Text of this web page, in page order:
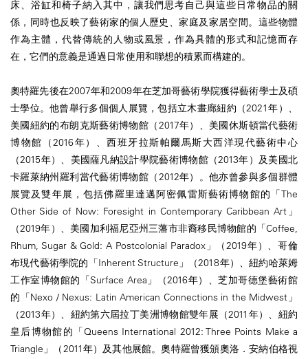
床、浴缸和椅子納入其中，讓我們思考自己與這些日常物品的關
係，同時也反映了藝術家的個人歷史、家庭及家居空間。這些物體
作為主體，代替傳統的人物或風景，作為具體的形式和記憶而存
在，它們的意義是通過日常使用和聯想的積累而構建的。
奧特羅先後在2007年和2009年在芝加哥藝術學院獲得藝術學士及碩
士學位。他曾舉行多個個人展覽，包括立木畫廊紐約（2021年）、
美國紐約的布朗克斯藝術博物館（2017年）、美國休斯頓當代藝術
博物館（2016年）、西班牙拉斯帕爾馬斯大西洋現代藝術中心
（2015年）、美國薩凡納設計學院藝術博物館（2013年）及美國北
卡羅萊納州羅利當代藝術博物館（2012年）。他亦曾參與多個群體
展覽及雙年展，包括佛羅里達邁阿密佩雷斯藝術博物館的「The
Other Side of Now: Foresight in Contemporary Caribbean Art」
（2019年）、美國加利福尼亞州三藩市非裔移民博物館的「Coffee,
Rhum, Sugar & Gold: A Postcolonial Paradox」（2019年）、哥倫
布現代藝術學院的「Inherent Structure」（2018年）、紐約哈萊姆
工作室博物館的「Surface Area」（2016年）、芝加哥德堡藝術館
的「Nexo / Nexus: Latin American Connections in the Midwest」
（2013年）、紐約第六屆拉丁美洲博物館雙年展（2011年）、紐約
皇后博物館的「Queens International 2012: Three Points Make a
Triangle」（2011年）及其他展館。奧特羅曾獲頒奧洛．安納伯格視